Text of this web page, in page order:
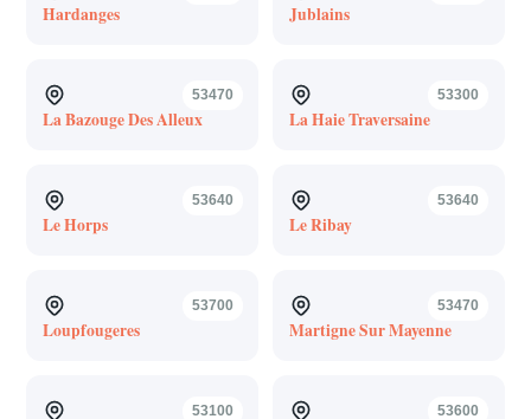
Hardanges Jublains
53470
La Bazouge Des Alleux
53300
La Haie Traversaine
53640
Le Horps
53640
Le Ribay
53700
Loupfougeres
53470
Martigne Sur Mayenne
53100 53600